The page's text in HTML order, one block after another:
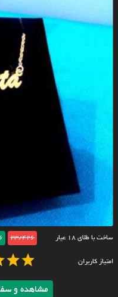
ساخت با طلای ۱۸ عیار 23/426
امتیاز کاربران
مشاهده و